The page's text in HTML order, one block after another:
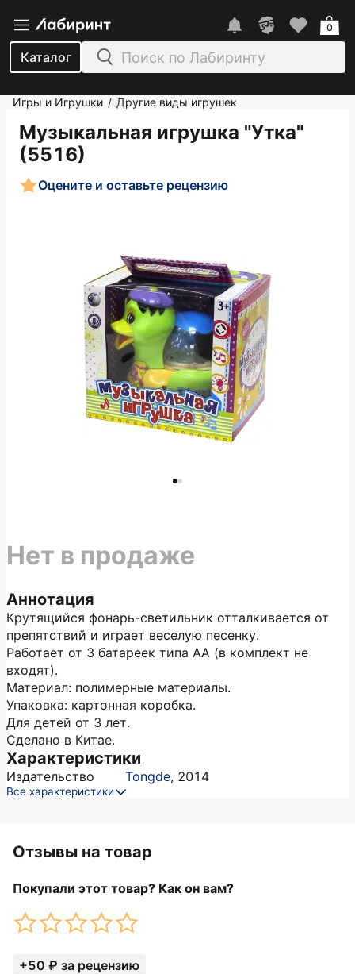
Каталог
0
Игры и Игрушки / Другие виды игрушек
Музыкальная игрушка "Утка"
(5516)
Оцените и оставьте рецензию
Аннотация
Крутящийся фонарь-светильник отталкивается от
препятствий и играет веселую песенку.
Работает от 3 батареек типа АА (в комплект не
входят).
Материал: полимерные материалы.
Упаковка: картонная коробка.
Для детей от 3 лет.
Сделано в Китае.
Характеристики
Издательство Tongde, 2014
Все характеристики
Нет в продаже
Отзывы на товар
Покупали этот товар? Как он вам?
+50 ₽ за рецензию